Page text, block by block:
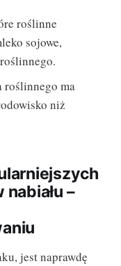
roślinne
sojowe,
roślinnego ma
niż
–
jest naprawdę